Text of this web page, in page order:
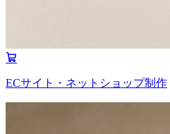
ECサイト・ネットショップ制作